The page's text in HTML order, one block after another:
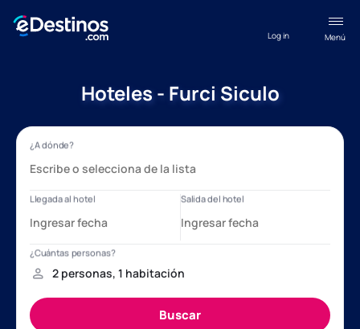
Menú
Log in
Hoteles - Furci Siculo